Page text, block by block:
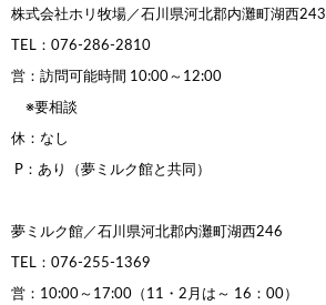
株式会社ホリ牧場／石川県河北郡内灘町湖西243
TEL：076-286-2810
営：訪問可能時間 10:00～12:00
※要相談
休：なし
P：あり（夢ミルク館と共同）
夢ミルク館／石川県河北郡内灘町湖西246
TEL：076-255-1369
営：10:00～17:00（11・2月は～ 16：00）